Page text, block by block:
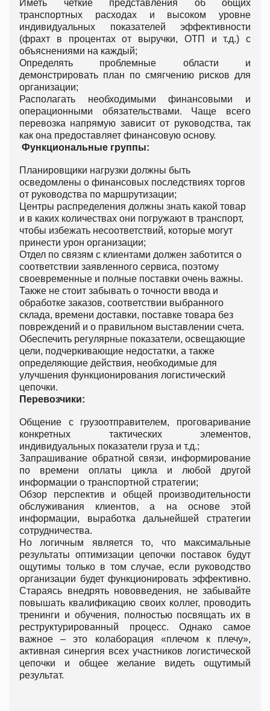
Иметь четкие представления об общих
транспортных расходах и высоком уровне
индивидуальных показателей эффективности
(фрахт в процентах от выручки, ОТП и т.д.) с
объяснениями на каждый;
Определять проблемные области и
демонстрировать план по смягчению рисков для
организации;
Располагать необходимыми финансовыми и
операционными обязательствами. Чаще всего
перевозка напрямую зависит от руководства, так
как она предоставляет финансовую основу.
Функциональные группы:
Планировщики нагрузки должны быть
осведомлены о финансовых последствиях торгов
от руководства по маршрутизации;
Центры распределения должны знать какой товар
и в каких количествах они погружают в транспорт,
чтобы избежать несоответствий, которые могут
принести урон организации;
Отдел по связям с клиентами должен заботится о
соответствии заявленного сервиса, поэтому
своевременные и полные поставки очень важны.
Также не стоит забывать о точности ввода и
обработке заказов, соответствии выбранного
склада, времени доставки, поставке товара без
повреждений и о правильном выставлении счета.
Обеспечить регулярные показатели, освещающие
цели, подчеркивающие недостатки, а также
определяющие действия, необходимые для
улучшения функционирования логистический
цепочки.
Перевозчики:
Общение с грузоотправителем, проговаривание
конкретных тактических элементов,
индивидуальных показатели груза и т.д.;
Запрашивание обратной связи, информирование
по времени оплаты цикла и любой другой
информации о транспортной стратегии;
Обзор перспектив и общей производительности
обслуживания клиентов, а на основе этой
информации, выработка дальнейшей стратегии
сотрудничества.
Но логичным является то, что максимальные
результаты оптимизации цепочки поставок будут
ощутимы только в том случае, если руководство
организации будет функционировать эффективно.
Стараясь внедрять нововведения, не забывайте
повышать квалификацию своих коллег, проводить
тренинги и обучения, полностью посвящать их в
реструктурированный процесс. Однако самое
важное – это колаборация «плечом к плечу»,
активная синергия всех участников логистической
цепочки и общее желание видеть ощутимый
результат.